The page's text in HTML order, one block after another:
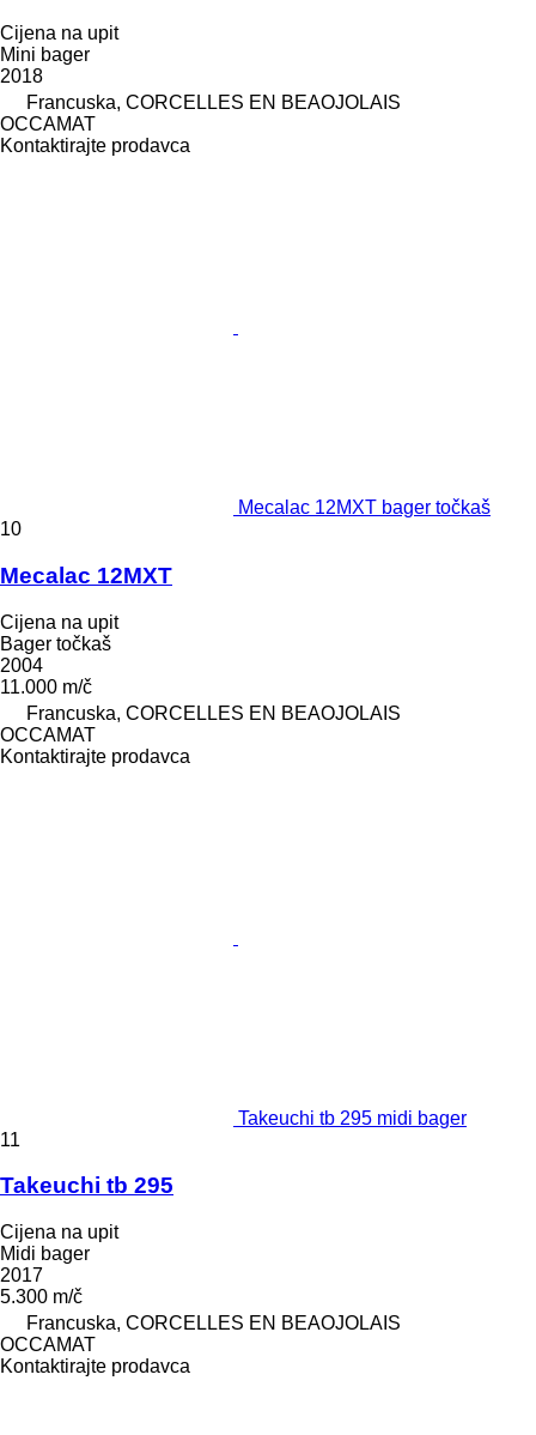
Cijena na upit
Mini bager
2018
Francuska, CORCELLES EN BEAOJOLAIS
OCCAMAT
Kontaktirajte prodavca
Mecalac 12MXT bager točkaš
10
Mecalac 12MXT
Cijena na upit
Bager točkaš
2004
11.000 m/č
Francuska, CORCELLES EN BEAOJOLAIS
OCCAMAT
Kontaktirajte prodavca
Takeuchi tb 295 midi bager
11
Takeuchi tb 295
Cijena na upit
Midi bager
2017
5.300 m/č
Francuska, CORCELLES EN BEAOJOLAIS
OCCAMAT
Kontaktirajte prodavca